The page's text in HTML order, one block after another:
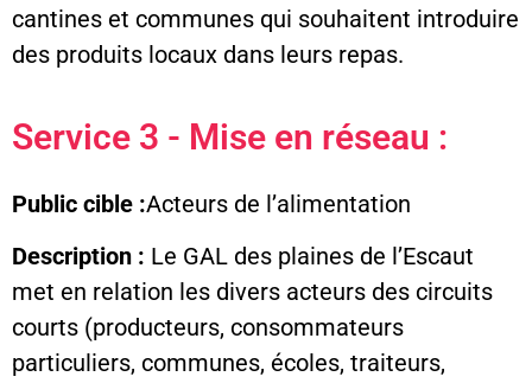
cantines et communes qui souhaitent introduire
des produits locaux dans leurs repas.
Service 3 - Mise en réseau :
Public cible :Acteurs de l’alimentation
Description : Le GAL des plaines de l’Escaut
met en relation les divers acteurs des circuits
courts (producteurs, consommateurs
particuliers, communes, écoles, traiteurs,